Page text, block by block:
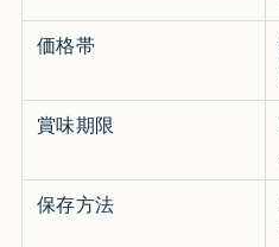
価格帯
賞味期限
保存方法